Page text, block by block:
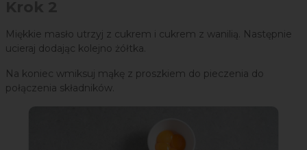
Miękkie masło utrzyj z cukrem i cukrem z wanilią. Następnie
ucieraj dodając kolejno żółtka.
Na koniec wmiksuj mąkę z proszkiem do pieczenia do
połączenia składników.